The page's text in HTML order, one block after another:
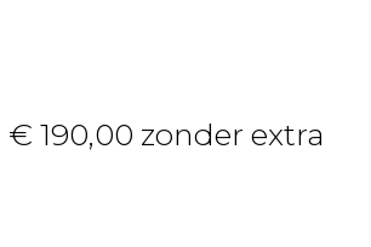
190,00 zonder extra